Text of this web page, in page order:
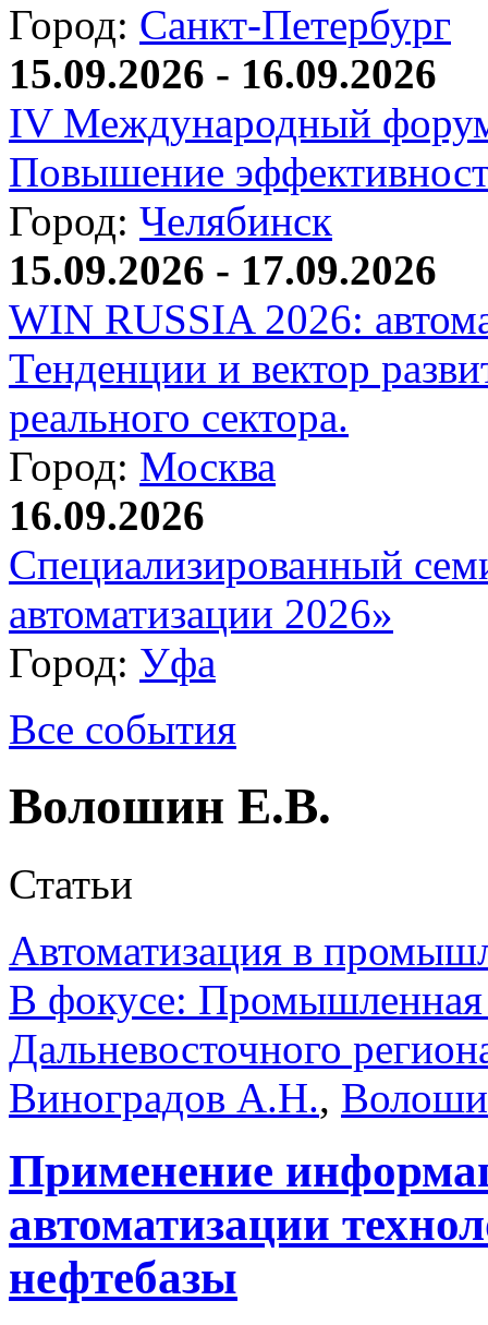
Город: Санкт-Петербург
15.09.2026 - 16.09.2026
IV Международный
Повышение
Город: Челябинск
15.09.2026 - 17.09.2026
WIN RUSSIA 2026:
Тенденции и вектор
реального сектора.
Город: Москва
16.09.2026
Специализированный
автоматизации 2026»
Город: Уфа
Все события
Волошин Е.В.
Статьи
Автоматизация в
В фокусе: Промышленная
Дальневосточного
Виноградов А.Н.,
Применение
автоматизации
нефтебазы